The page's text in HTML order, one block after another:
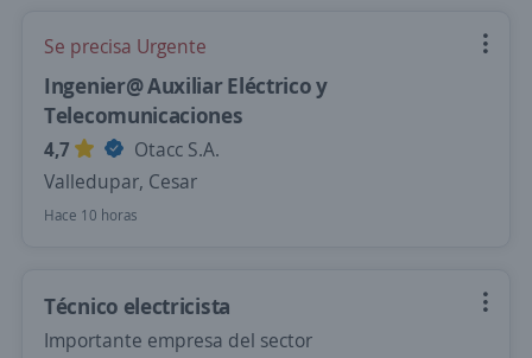
Se precisa Urgente
Ingenier@ Auxiliar Eléctrico y
Telecomunicaciones
4,7
Otacc S.A.
Valledupar, Cesar
Hace 10 horas
Técnico electricista
Importante empresa del sector